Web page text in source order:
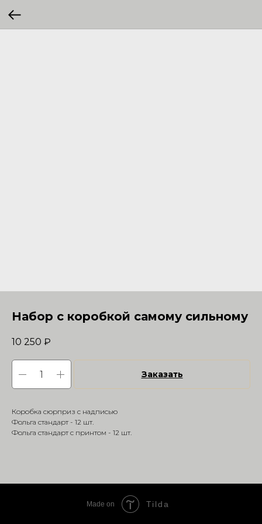
Набор с коробкой самому сильному
10 250 ₽
Заказать
Коробка сюрприз с надписью
Фольга стандарт - 12 шт.
Фольга стандарт с принтом - 12 шт.
Made on Tilda